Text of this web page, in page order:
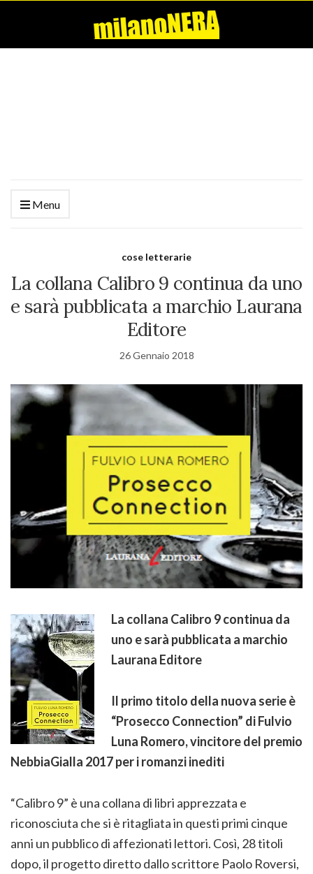
Menu
cose letterarie
La collana Calibro 9 continua da uno
e sarà pubblicata a marchio Laurana
Editore
26 Gennaio 2018
La collana Calibro 9 continua da
uno e sarà pubblicata a marchio
Laurana Editore
Il primo titolo della nuova serie è
“Prosecco Connection” di Fulvio
Luna Romero, vincitore del premio
NebbiaGialla 2017 per i romanzi inediti
“Calibro 9” è una collana di libri apprezzata e
riconosciuta che si è ritagliata in questi primi cinque
anni un pubblico di affezionati lettori. Così, 28 titoli
dopo, il progetto diretto dallo scrittore Paolo Roversi,